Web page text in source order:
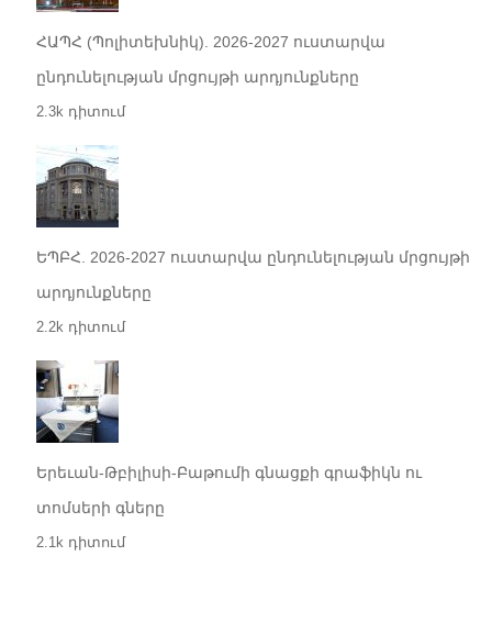
ՀԱՊՀ (Պոլիտեխնիկ). 2026-2027 ուստարվա
ընդունելության մրցույթի արդյունքները
2.3k դիտում
ԵՊԲՀ. 2026-2027 ուստարվա ընդունելության մրցույթի
արդյունքները
2.2k դիտում
Երեւան-Թբիլիսի-Բաթումի գնացքի գրաֆիկն ու
տոմսերի գները
2.1k դիտում